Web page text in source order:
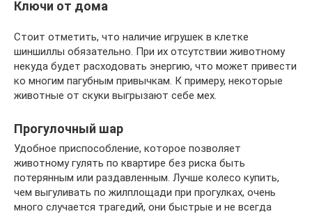
Ключи от дома
Стоит отметить, что наличие игрушек в клетке
шиншиллы обязательно. При их отсутствии животному
некуда будет расходовать энергию, что может привести
ко многим пагубным привычкам. К примеру, некоторые
животные от скуки выгрызают себе мех.
Прогулочный шар
Удобное приспособление, которое позволяет
животному гулять по квартире без риска быть
потерянным или раздавленным. Лучше колесо купить,
чем выгуливать по жилплощади при прогулках, очень
много случается трагедий, они быстрые и не всегда